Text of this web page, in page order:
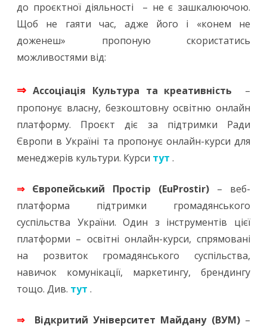
до проєктної діяльності – не є зашкалюючою.
Щоб не гаяти час, адже його і «конем не
доженеш» пропоную скористатись
можливостями від:
⇒ Ассоціація Культура та креативність –
пропонує власну, безкоштовну освітню онлайн
платформу. Проєкт діє за підтримки Ради
Європи в Україні та пропонує онлайн-курси для
менеджерів культури. Курси тут .
⇒ Європейський Простір (EuProstir) – веб-
платформа підтримки громадянського
суспільства України. Один з інструментів цієї
платформи – освітні онлайн-курси, спрямовані
на розвиток громадянського суспільства,
навичок комунікації, маркетингу, брендингу
тощо. Див. тут .
⇒ Відкритий Університет Майдану (ВУМ)–